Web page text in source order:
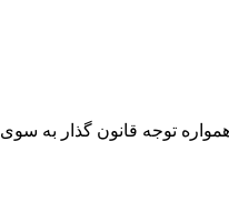
توجه قانون گذار به